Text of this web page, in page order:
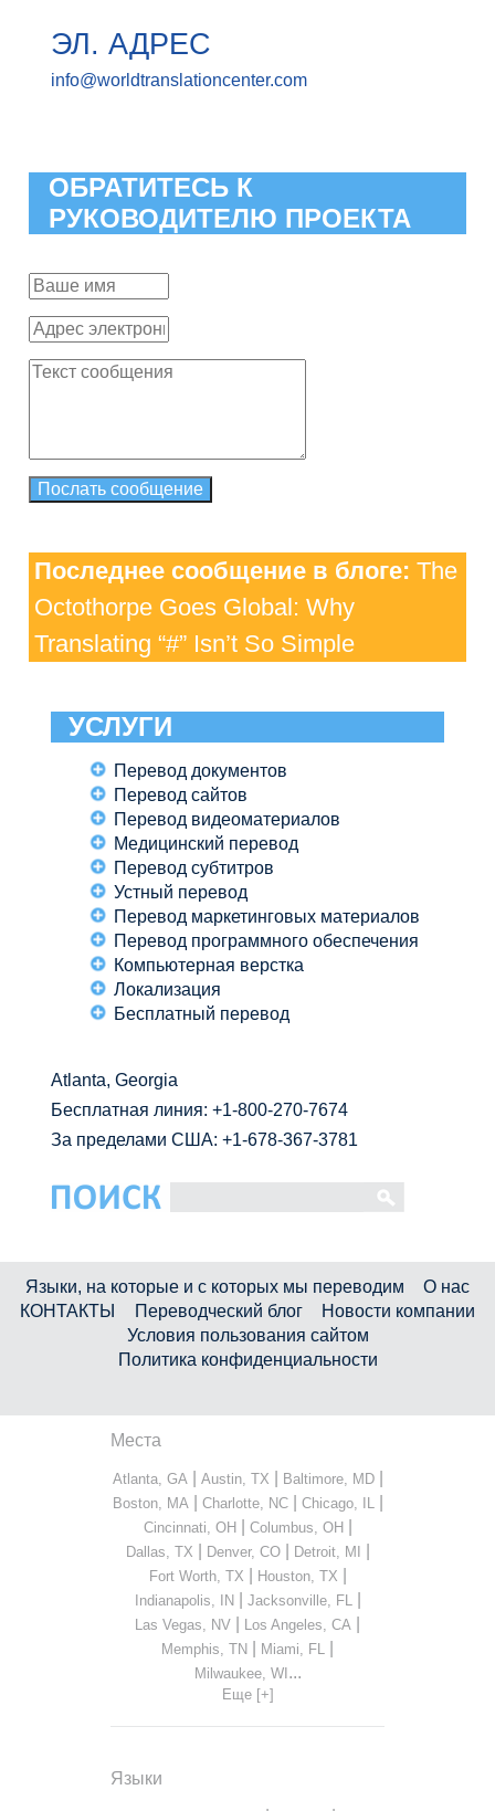
ЭЛ. АДРЕС
info@worldtranslationcenter.com
ОБРАТИТЕСЬ К
РУКОВОДИТЕЛЮ ПРОЕКТА
Последнее сообщение в блоге: The
Octothorpe Goes Global: Why
Translating “#” Isn’t So Simple
УСЛУГИ
Перевод документов
Перевод сайтов
Перевод видеоматериалов
Медицинский перевод
Перевод субтитров
Устный перевод
Перевод маркетинговых материалов
Перевод программного обеспечения
Компьютерная верстка
Локализация
Бесплатный перевод
Atlanta, Georgia
Бесплатная линия:+1-800-270-7674
За пределами США: +1-678-367-3781
Языки, на которые и с которых мы переводим
О нас
КОНТАКТЫ
Переводческий блог
Новости компании
Условия пользования сайтом
Политика конфиденциальности
Места
Atlanta, GA| Austin, TX Baltimore, MD|
Boston, MA| Charlotte, NC| Chicago, IL|
Cincinnati, OH| Columbus, OH|
Dallas, TX Denver, CO| Detroit, MI
Fort Worth, TX Houston, TX
Indianapolis, IN| Jacksonville, FL|
Las Vegas, NV Los Angeles, CA
Memphis, TN Miami, FL
Milwaukee, WI ...
Еще [+]
Языки